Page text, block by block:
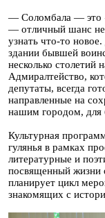
— Соломбала — это
— отличный шанс не
узнать что-то
здании бывшей
несколько столетий
Адмиралтейство,
депутаты, всегда
направленные на
нашим городом, для
Культурная
гулянья в рамках
литературные и
посвященный жизни
планирует цикл
знакомящих с